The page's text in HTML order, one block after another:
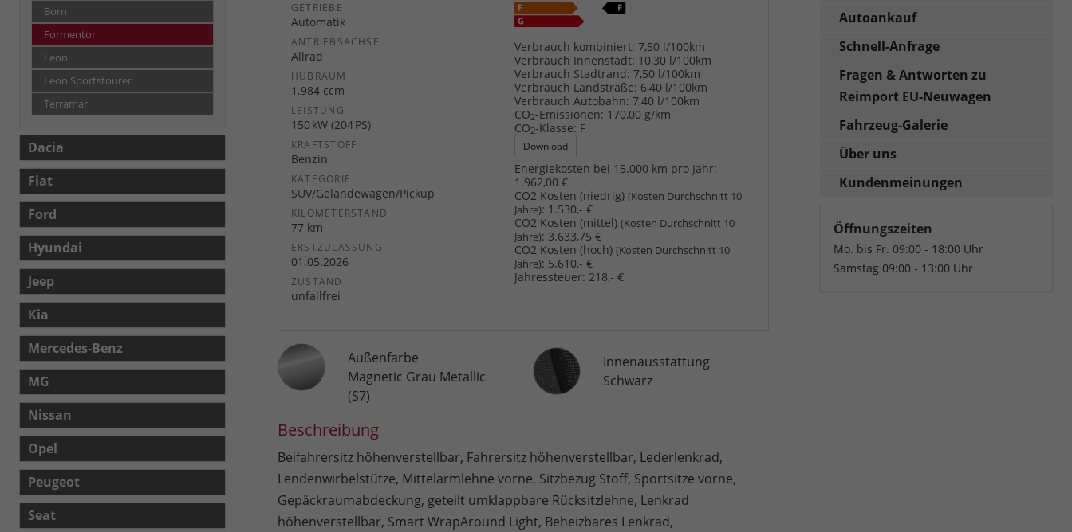
GETRIEBE
Automatik
ANTRIEBSACHSE
Allrad
HUBRAUM
1.984 ccm
LEISTUNG
150 kW (204 PS)
KRAFTSTOFF
Benzin
KATEGORIE
SUV/Geländewagen/Pickup
KILOMETERSTAND
77 km
ERSTZULASSUNG
01.05.2026
ZUSTAND
unfallfrei
Verbrauch kombiniert: 7,50 l/100km
Verbrauch Innenstadt: 10,30 l/100km
Verbrauch Stadtrand: 7,50 l/100km
Verbrauch Landstraße: 6,40 l/100km
Verbrauch Autobahn: 7,40 l/100km
CO2-Emissionen: 170,00 g/km
CO2-Klasse: F
Download
Energiekosten bei 15.000 km pro Jahr:
1.962,00 €
CO2 Kosten (niedrig)(Kosten Durchschnitt 10
Jahre): 1.530,- €
CO2 Kosten (mittel)(Kosten Durchschnitt 10
Jahre): 3.633,75 €
CO2 Kosten (hoch)(Kosten Durchschnitt 10
Jahre): 5.610,- €
Jahressteuer: 218,- €
Außenfarbe
Magnetic Grau Metallic
(S7)
InnenausstattungInnenausstattung
Schwarz
Beschreibung
Beifahrersitz höhenverstellbar, Fahrersitz höhenverstellbar, Lederlenkrad,
Lendenwirbelstütze, Mittelarmlehne vorne, Sitzbezug Stoff, Sportsitze vorne,
Gepäckraumabdeckung, geteilt umklappbare Rücksitzlehne, Lenkrad
höhenverstellbar, Smart WrapAround Light, Beheizbares Lenkrad,
Born
Formentor
Leon
Leon Sportstourer
Terramar
Dacia
Fiat
Ford
Hyundai
Jeep
Kia
Mercedes-Benz
MG
Nissan
Opel
Peugeot
Seat
Autoankauf
Schnell-Anfrage
Fragen & Antworten zu
Reimport EU-Neuwagen
Fahrzeug-Galerie
Über uns
Kundenmeinungen
Öffnungszeiten
Mo. bis Fr. 09:00 - 18:00 Uhr
Samstag 09:00 - 13:00 Uhr